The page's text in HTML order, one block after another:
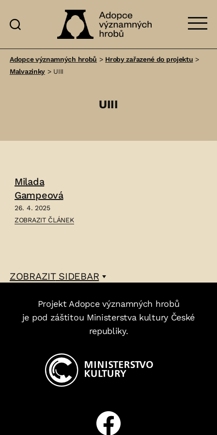
významných
Adopce významných hrobů > Hroby zařazené do projektu >
Malvazinky > UIII
UIII
Milada
Gampeová
26. 4. 2025
ČLÁNEK:
ZOBRAZIT ČLÁNEK
ZOBRAZITSIDEBAR
Projekt Adopce významných hrobů
je pod záštitou Ministerstva kultury České
republiky.
Facebook